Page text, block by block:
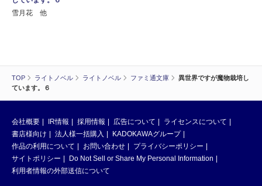
TOP ライトノベル ライトノベル ファミ通文庫
異世界ですが魔物栽培し
ています。６
雪月花 他
会社概要 IR情報 採用情報 広告について
ライセンスについて
書店様向け
法人様一括購入
KADOKAWAグループ
作品の利用について
お問い合わせ
プライバシーポリシー
サイトポリシー
Do Not Sell or Share My Personal Information
利用者情報の外部送信について